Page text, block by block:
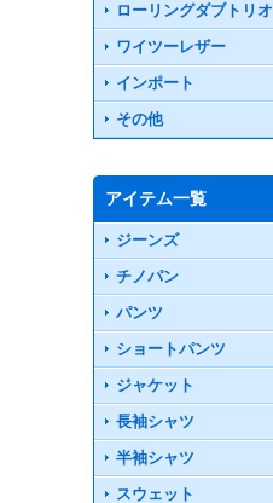
ローリングダブトリオ
ワイツーレザー
インポート
その他
アイテム一覧
ジーンズ
チノパン
パンツ
ショートパンツ
ジャケット
長袖シャツ
半袖シャツ
スウェット